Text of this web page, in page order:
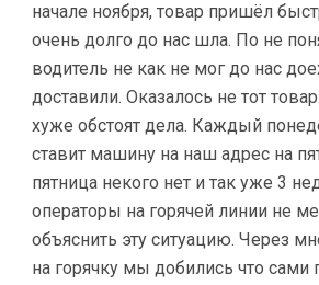
начале ноября, товар пришёл
очень долго до нас шла. По не
водитель не как не мог до нас
доставили. Оказалось не тот
хуже обстоят дела. Каждый
ставит машину на наш адрес на
пятница некого нет и так уже 3
операторы на горячей линии не
объяснить эту ситуацию. Через
на горячку мы добились что сами